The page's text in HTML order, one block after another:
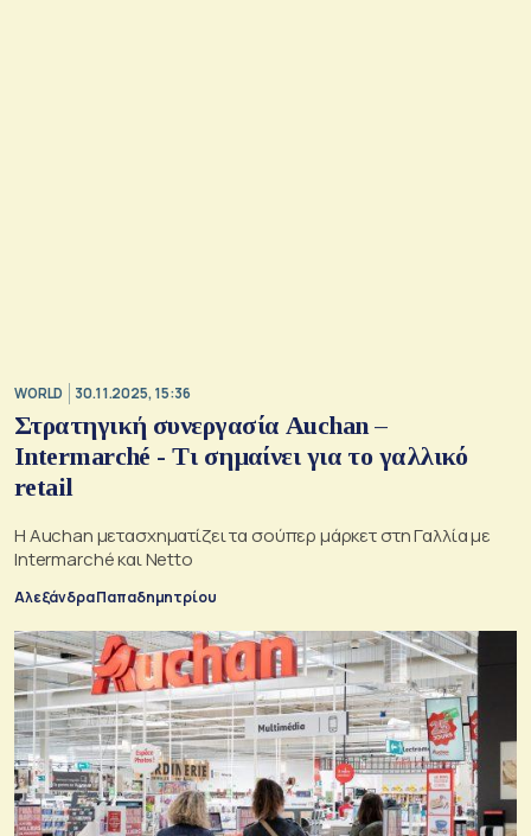
WORLD 30.11.2025, 15:36
Στρατηγική συνεργασία Auchan –
Intermarché - Τι σημαίνει για το γαλλικό
retail
Η Auchan μετασχηματίζει τα σούπερ μάρκετ στη Γαλλία με
Intermarché και Netto
Αλεξάνδρα Παπαδημητρίου